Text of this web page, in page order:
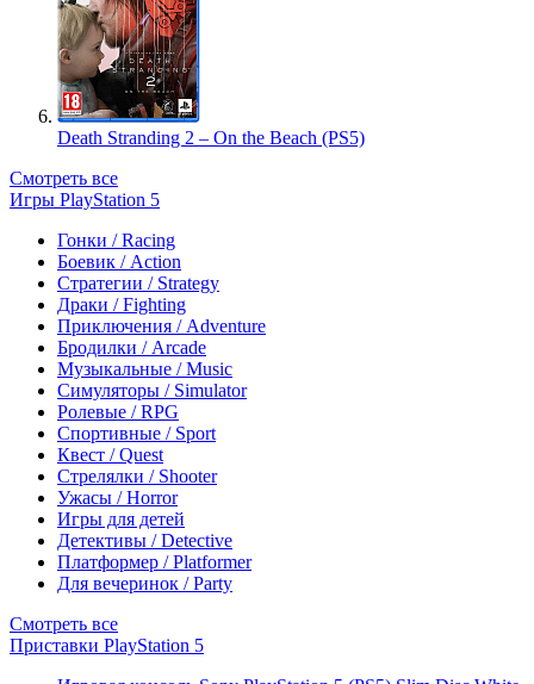
Death Stranding 2 – On the Beach (PS5)
Смотреть все
Игры PlayStation 5
Гонки / Racing
Боевик / Action
Стратегии / Strategy
Драки / Fighting
Приключения / Adventure
Бродилки / Arcade
Музыкальные / Music
Симуляторы / Simulator
Ролевые / RPG
Спортивные / Sport
Квест / Quest
Стрелялки / Shooter
Ужасы / Horror
Игры для детей
Детективы / Detective
Платформер / Platformer
Для вечеринок / Party
Смотреть все
Приставки PlayStation 5